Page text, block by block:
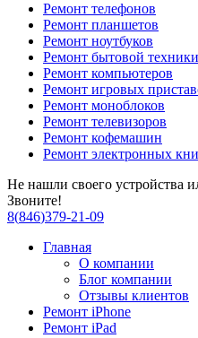
Ремонт телефонов
Ремонт планшетов
Ремонт ноутбуков
Ремонт бытовой техники
Ремонт компьютеров
Ремонт игровых
Ремонт моноблоков
Ремонт телевизоров
Ремонт кофемашин
Ремонт электронных
Не нашли своего устройства
Звоните!
8(846)379-21-09
Главная
О компании
Блог компании
Отзывы клиентов
Ремонт iPhone
Ремонт iPad